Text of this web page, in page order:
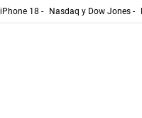
iPhone 18 - Nasdaq y Dow Jones -